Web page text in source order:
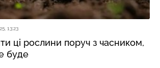
13:23
ці рослини поруч з часником,
буде